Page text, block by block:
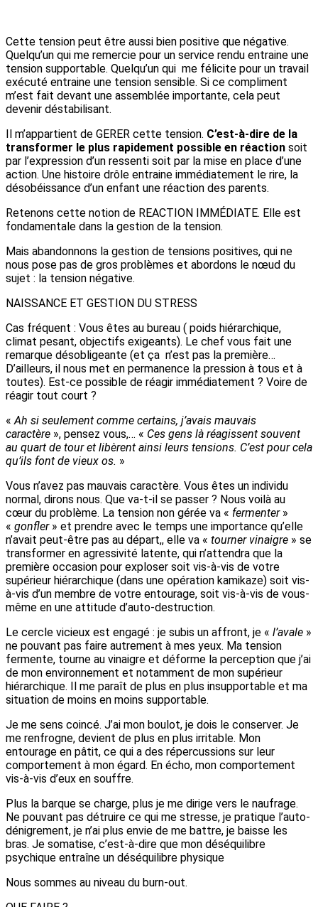
Cette tension peut être aussi bien positive que négative.
Quelqu’un qui me remercie pour un service rendu entraine une
tension supportable. Quelqu’un qui me félicite pour un travail
exécuté entraine une tension sensible. Si ce compliment
m’est fait devant une assemblée importante, cela peut
devenir déstabilisant.
Il m’appartient de GERER cette tension. C’est-à-dire de la
transformer le plus rapidement possible en réaction soit
par l’expression d’un ressenti soit par la mise en place d’une
action. Une histoire drôle entraine immédiatement le rire, la
désobéissance d’un enfant une réaction des parents.
Retenons cette notion de REACTION IMMÉDIATE. Elle est
fondamentale dans la gestion de la tension.
Mais abandonnons la gestion de tensions positives, qui ne
nous pose pas de gros problèmes et abordons le nœud du
sujet : la tension négative.
NAISSANCE ET GESTION DU STRESS
Cas fréquent : Vous êtes au bureau ( poids hiérarchique,
climat pesant, objectifs exigeants). Le chef vous fait une
remarque désobligeante (et ça n’est pas la première…
D’ailleurs, il nous met en permanence la pression à tous et à
toutes). Est-ce possible de réagir immédiatement ? Voire de
réagir tout court ?
«Ah si seulement comme certains, j’avais mauvais
caractère », pensez vous,… « Ces gens là réagissent souvent
au quart de tour et libèrent ainsi leurs tensions. C’est pour cela
qu’ils font de vieux os. »
Vous n’avez pas mauvais caractère. Vous êtes un individu
normal, dirons nous. Que va-t-il se passer ? Nous voilà au
cœur du problème. La tension non gérée va « fermenter»
« gonfler » et prendre avec le temps une importance qu’elle
n’avait peut-être pas au départ,, elle va « tourner vinaigre » se
transformer en agressivité latente, qui n’attendra que la
première occasion pour exploser soit vis-à-vis de votre
supérieur hiérarchique (dans une opération kamikaze) soit vis-
à-vis d’un membre de votre entourage, soit vis-à-vis de vous-
même en une attitude d’auto-destruction.
Le cercle vicieux est engagé : je subis un affront, je « l’avale »
ne pouvant pas faire autrement à mes yeux. Ma tension
fermente, tourne au vinaigre et déforme la perception que j’ai
de mon environnement et notamment de mon supérieur
hiérarchique. Il me paraît de plus en plus insupportable et ma
situation de moins en moins supportable.
Je me sens coincé. J’ai mon boulot, je dois le conserver. Je
me renfrogne, devient de plus en plus irritable. Mon
entourage en pâtit, ce qui a des répercussions sur leur
comportement à mon égard. En écho, mon comportement
vis-à-vis d’eux en souffre.
Plus la barque se charge, plus je me dirige vers le naufrage.
Ne pouvant pas détruire ce qui me stresse, je pratique l’auto-
dénigrement, je n’ai plus envie de me battre, je baisse les
bras. Je somatise, c’est-à-dire que mon déséquilibre
psychique entraîne un déséquilibre physique
Nous sommes au niveau du burn-out.